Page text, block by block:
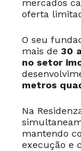
mercados
oferta
O seu
mais de 30
no setor
metros
Na
mantendo
execução e